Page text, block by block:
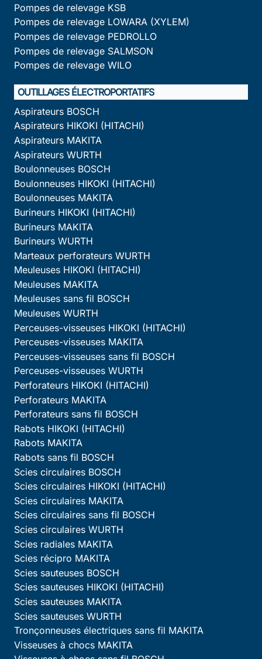
Pompes de relevage KSB
Pompes de relevage LOWARA (XYLEM)
Pompes de relevage PEDROLLO
Pompes de relevage SALMSON
Pompes de relevage WILO
OUTILLAGES ÉLECTROPORTATIFS
Aspirateurs BOSCH
Aspirateurs HIKOKI (HITACHI)
Aspirateurs MAKITA
Aspirateurs WURTH
Boulonneuses BOSCH
Boulonneuses HIKOKI (HITACHI)
Boulonneuses MAKITA
Burineurs HIKOKI (HITACHI)
Burineurs MAKITA
Burineurs WURTH
Marteaux perforateurs WURTH
Meuleuses HIKOKI (HITACHI)
Meuleuses MAKITA
Meuleuses sans fil BOSCH
Meuleuses WURTH
Perceuses-visseuses HIKOKI (HITACHI)
Perceuses-visseuses MAKITA
Perceuses-visseuses sans fil BOSCH
Perceuses-visseuses WURTH
Perforateurs HIKOKI (HITACHI)
Perforateurs MAKITA
Perforateurs sans fil BOSCH
Rabots HIKOKI (HITACHI)
Rabots MAKITA
Rabots sans fil BOSCH
Scies circulaires BOSCH
Scies circulaires HIKOKI (HITACHI)
Scies circulaires MAKITA
Scies circulaires sans fil BOSCH
Scies circulaires WURTH
Scies radiales MAKITA
Scies récipro MAKITA
Scies sauteuses BOSCH
Scies sauteuses HIKOKI (HITACHI)
Scies sauteuses MAKITA
Scies sauteuses WURTH
Tronçonneuses électriques sans fil MAKITA
Visseuses à chocs MAKITA